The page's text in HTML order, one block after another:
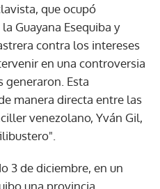
que ocupó
Guayana Esequiba y
contra los intereses
en una controversia
Esta
manera directa entre las
venezolano, Yván Gil,
3 de diciembre, en un
una provincia